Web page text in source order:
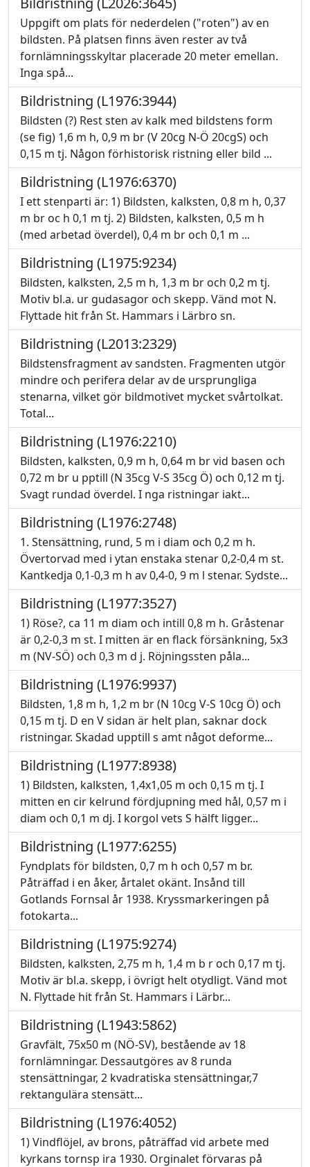
Uppgift om plats för nederdelen ("roten") av en
bildsten. På platsen finns även rester av två
fornlämningsskyltar placerade 20 meter emellan.
Inga spå...
Bildristning (L1976:3944)
Bildsten (?) Rest sten av kalk med bildstens form
(se fig) 1,6 m h, 0,9 m br (V 20cg N-Ö 20cgS) och
0,15 m tj. Någon förhistorisk ristning eller bild ...
Bildristning (L1976:6370)
I ett stenparti är: 1) Bildsten, kalksten, 0,8 m h, 0,37
m br oc h 0,1 m tj. 2) Bildsten, kalksten, 0,5 m h
(med arbetad överdel), 0,4 m br och 0,1 m ...
Bildristning (L1975:9234)
Bildsten, kalksten, 2,5 m h, 1,3 m br och 0,2 m tj.
Motiv bl.a. ur gudasagor och skepp. Vänd mot N.
Flyttade hit från St. Hammars i Lärbro sn.
Bildristning (L2013:2329)
Bildstensfragment av sandsten. Fragmenten utgör
mindre och perifera delar av de ursprungliga
stenarna, vilket gör bildmotivet mycket svårtolkat.
Total...
Bildristning (L1976:2210)
Bildsten, kalksten, 0,9 m h, 0,64 m br vid basen och
0,72 m br u pptill (N 35cg V-S 35cg Ö) och 0,12 m tj.
Svagt rundad överdel. I nga ristningar iakt...
Bildristning (L1976:2748)
1. Stensättning, rund, 5 m i diam och 0,2 m h.
Övertorvad med i ytan enstaka stenar 0,2-0,4 m st.
Kantkedja 0,1-0,3 m h av 0,4-0, 9 m l stenar. Sydste...
Bildristning (L1977:3527)
1) Röse?, ca 11 m diam och intill 0,8 m h. Gråstenar
är 0,2-0,3 m st. I mitten är en flack försänkning, 5x3
m (NV-SÖ) och 0,3 m d j. Röjningssten påla...
Bildristning (L1976:9937)
Bildsten, 1,8 m h, 1,2 m br (N 10cg V-S 10cg Ö) och
0,15 m tj. D en V sidan är helt plan, saknar dock
ristningar. Skadad upptill s amt något deforme...
Bildristning (L1977:8938)
1) Bildsten, kalksten, 1,4x1,05 m och 0,15 m tj. I
mitten en cir kelrund fördjupning med hål, 0,57 m i
diam och 0,1 m dj. I korgol vets S hälft ligger...
Bildristning (L1977:6255)
Fyndplats för bildsten, 0,7 m h och 0,57 m br.
Påträffad i en åker, årtalet okänt. Insånd till
Gotlands Fornsal år 1938. Kryssmarkeringen på
fotokarta...
Bildristning (L1975:9274)
Bildsten, kalksten, 2,75 m h, 1,4 m b r och 0,17 m tj.
Motiv är bl.a. skepp, i övrigt helt otydligt. Vänd mot
N. Flyttade hit från St. Hammars i Lärbr...
Bildristning (L1943:5862)
Gravfält, 75x50 m (NÖ-SV), bestående av 18
fornlämningar. Dessautgöres av 8 runda
stensättningar, 2 kvadratiska stensättningar,7
rektangulära stensätt...
Bildristning (L1976:4052)
1) Vindflöjel, av brons, påträffad vid arbete med
kyrkans tornsp ira 1930. Orginalet förvaras på